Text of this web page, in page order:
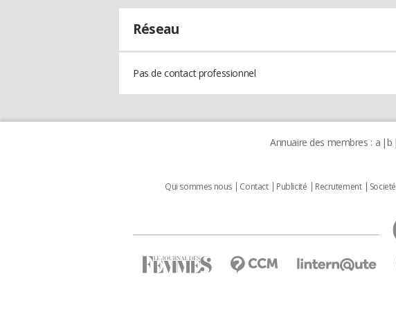
Réseau
Pas de contact professionnel
Annuaire des membres : a b
Qui sommes nous Contact Publicité Recrutement Societé